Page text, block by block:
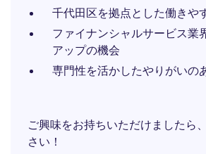
千代田区を拠点とした働きや
ファイナンシャルサービス業
アップの機会
専門性を活かしたやりがいの
ご興味をお持ちいただけましたら
さい！